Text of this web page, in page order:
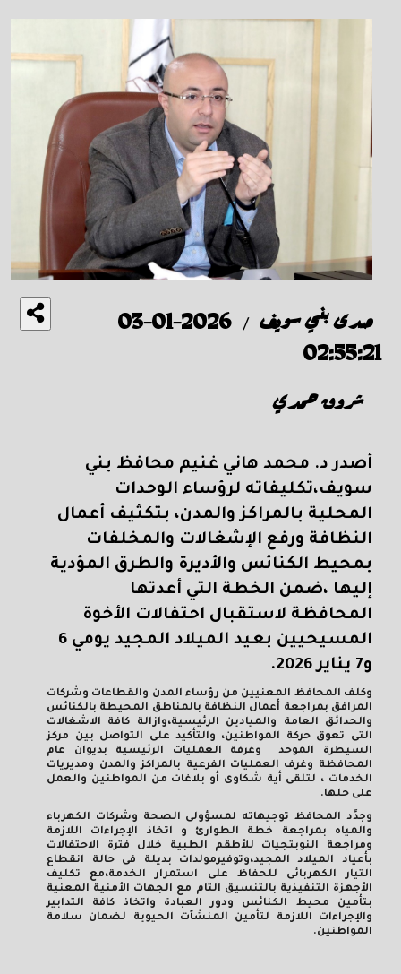
صدى بني سويف /
2026-01-03
02:55:21
شروق حمدي
أصدر د. محمد هاني غنيم محافظ بني
سويف،تكليفاته لرؤساء الوحدات
المحلية بالمراكز والمدن، بتكثيف أعمال
النظافة ورفع الإشغالات والمخلفات
بمحيط الكنائس والأديرة والطرق المؤدية
إليها ،ضمن الخطة التي أعدتها
المحافظة لاستقبال احتفالات الأخوة
المسيحيين بعيد الميلاد المجيد يومي 6
و7 يناير 2026.
وكلف المحافظ المعنيين من رؤساء المدن والقطاعات وشركات
المرافق بمراجعة أعمال النظافة بالمناطق المحيطة بالكنائس
والحدائق العامة والميادين الرئيسية،وازالة كافة الاشغالات
التى تعوق حركة المواطنين، والتأكيد على التواصل بين مركز
السيطرة الموحد وغرفة العمليات الرئيسية بديوان عام
المحافظة وغرف العمليات الفرعية بالمراكز والمدن ومديريات
الخدمات ، لتلقى أية شكاوى أو بلاغات من المواطنين والعمل
على حلها.
وجدًد المحافظ توجيهاته لمسؤولى الصحة وشركات الكهرباء
والمياه بمراجعة خطة الطوارئ و اتخاذ الإجراءات اللازمة
ومراجعة النوبتجيات للأطقم الطبية خلال فترة الاحتفالات
بأعياد الميلاد المجيد،وتوفيرمولدات بديلة فى حالة انقطاع
التيار الكهربائى للحفاظ على استمرار الخدمة،مع تكليف
الأجهزة التنفيذية بالتنسيق التام مع الجهات الأمنية المعنية
بتأمين محيط الكنائس ودور العبادة واتخاذ كافة التدابير
والإجراءات اللازمة لتأمين المنشآت الحيوية لضمان سلامة
المواطنين.